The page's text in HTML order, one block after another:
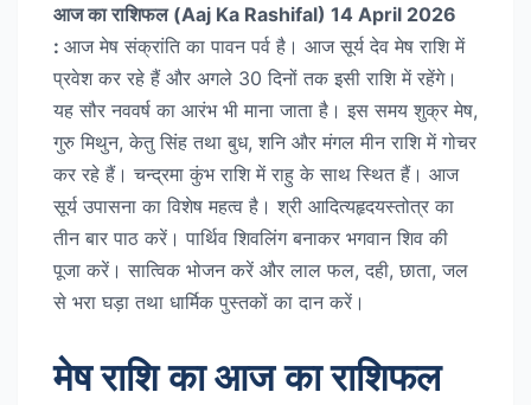
आज का राशिफल (Aaj Ka Rashifal) 14 April 2026
: आज मेष संक्रांति का पावन पर्व है। आज सूर्य देव मेष राशि में
प्रवेश कर रहे हैं और अगले 30 दिनों तक इसी राशि में रहेंगे।
यह सौर नववर्ष का आरंभ भी माना जाता है। इस समय शुक्र मेष,
गुरु मिथुन, केतु सिंह तथा बुध, शनि और मंगल मीन राशि में गोचर
कर रहे हैं। चन्द्रमा कुंभ राशि में राहु के साथ स्थित हैं। आज
सूर्य उपासना का विशेष महत्व है। श्री आदित्यहृदयस्तोत्र का
तीन बार पाठ करें। पार्थिव शिवलिंग बनाकर भगवान शिव की
पूजा करें। सात्विक भोजन करें और लाल फल, दही, छाता, जल
से भरा घड़ा तथा धार्मिक पुस्तकों का दान करें।
मेष राशि का आज का राशिफल